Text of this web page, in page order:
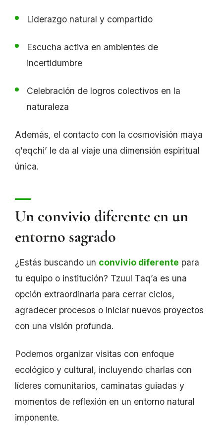
Liderazgo natural y compartido
Escucha activa en ambientes de
incertidumbre
Celebración de logros colectivos en la
naturaleza
Además, el contacto con la cosmovisión maya
q’eqchi’ le da al viaje una dimensión espiritual
única.
Un convivio diferente en un
entorno sagrado
¿Estás buscando un convivio diferente para
tu equipo o institución? Tzuul Taq’a es una
opción extraordinaria para cerrar ciclos,
agradecer procesos o iniciar nuevos proyectos
con una visión profunda.
Podemos organizar visitas con enfoque
ecológico y cultural, incluyendo charlas con
líderes comunitarios, caminatas guiadas y
momentos de reflexión en un entorno natural
imponente.